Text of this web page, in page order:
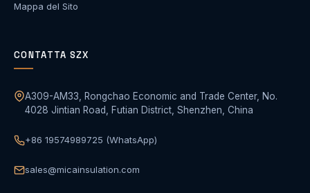
Mappa del Sito
CONTATTA SZX
A309-AM33, Rongchao Economic and Trade Center, No.
4028 Jintian Road, Futian District, Shenzhen, China
+86 19574989725 (WhatsApp)
sales@micainsulation.com